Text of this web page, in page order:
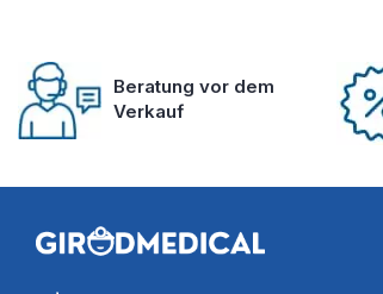
Beratung vor dem
Verkauf